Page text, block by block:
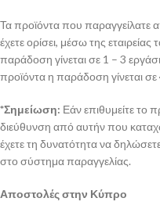
Τα προϊόντα που παραγγείλατε
έχετε ορίσει, μέσω της
παράδοση γίνεται σε 1 – 3
προϊόντα η παράδοση γίνεται σε
*Σημείωση: Εάν επιθυμείτε το
διεύθυνση από αυτήν που
έχετε τη δυνατότητα να
στο σύστημα παραγγελίας.
Αποστολές στην Κύπρο